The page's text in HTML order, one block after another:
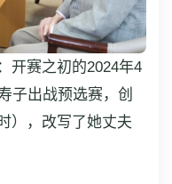
开赛之初的2024年4
子出战预选赛，创
），改写了她丈夫